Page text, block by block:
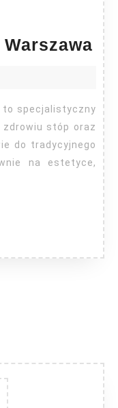
stóp oraz
do tradycyjnego
na estetyce,